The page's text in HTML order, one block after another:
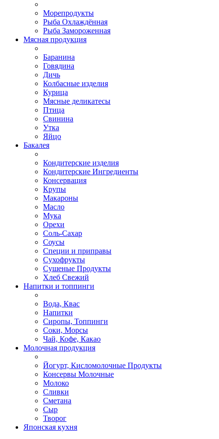
Морепродукты
Рыба Охлаждённая
Рыба Замороженная
Мясная продукция
Баранина
Говядина
Дичь
Колбасные изделия
Курица
Мясные деликатесы
Птица
Свинина
Утка
Яйцо
Бакалея
Кондитерские изделия
Кондитерские Ингредиенты
Консервация
Крупы
Макароны
Масло
Мука
Орехи
Соль-Сахар
Соусы
Специи и приправы
Сухофрукты
Сушеные Продукты
Хлеб Свежий
Напитки и топпинги
Вода, Квас
Напитки
Сиропы, Топпинги
Соки, Морсы
Чай, Кофе, Какао
Молочная продукция
Йогурт, Кисломолочные Продукты
Консервы Молочные
Молоко
Сливки
Сметана
Сыр
Творог
Японская кухня